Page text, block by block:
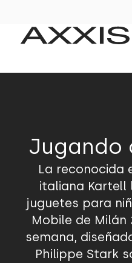
Jugando
La reconocida
italiana Kartell
juguetes para
Mobile de Milán
semana,
Philippe Stark